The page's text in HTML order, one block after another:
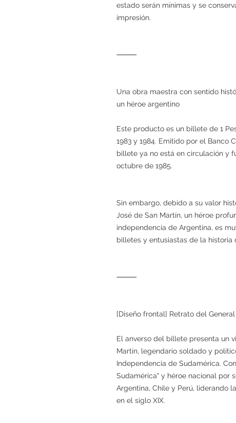
estado serán mínimas y se
impresión.
⸻
Una obra maestra con sentido
un héroe argentino
Este producto es un billete de 1
1983 y 1984. Emitido por el Banco
billete ya no está en circulación y
octubre de 1985.
Sin embargo, debido a su valor
José de San Martín, un héroe
independencia de Argentina, es
billetes y entusiastas de la historia
⸻
[Diseño frontal] Retrato del
El anverso del billete presenta un
Martín, legendario soldado y
Independencia de Sudamérica.
Sudamérica" y héroe nacional por
Argentina, Chile y Perú, liderando
en el siglo XIX.